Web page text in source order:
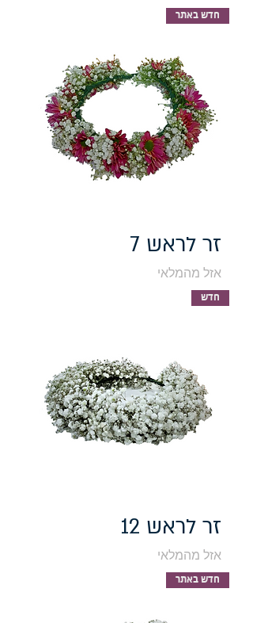
חדש באתר
זר לראש 7
אזל מהמלאי
חדש
זר לראש 12
אזל מהמלאי
חדש באתר